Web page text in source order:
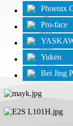
Phoenix
Pro-face
Yuken
Bei Jing